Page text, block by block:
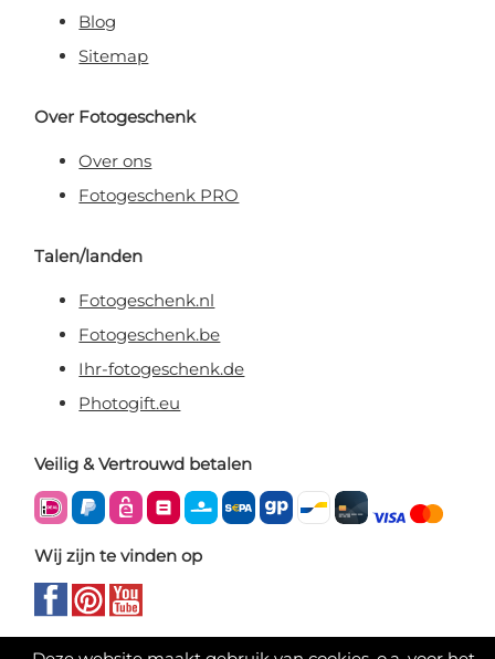
Blog
Sitemap
Over Fotogeschenk
Over ons
Fotogeschenk PRO
Talen/landen
Fotogeschenk.nl
Fotogeschenk.be
Ihr-fotogeschenk.de
Photogift.eu
Veilig & Vertrouwd betalen
Wij zijn te vinden op